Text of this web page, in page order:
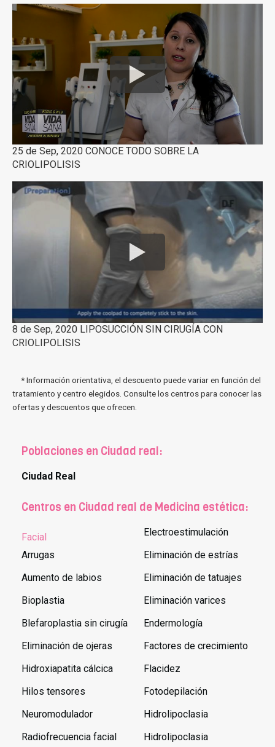
25 de Sep, 2020 CONOCE TODO SOBRE LA
CRIOLIPOLISIS
8 de Sep, 2020 LIPOSUCCIÓN SIN CIRUGÍA CON
CRIOLIPOLISIS
* Información orientativa, el descuento puede variar en función del
tratamiento y centro elegidos. Consulte los centros para conocer las
ofertas y descuentos que ofrecen.
Poblaciones en Ciudad real:
Ciudad Real
Centros en Ciudad real de Medicina estética:
Facial
Arrugas
Aumento de labios
Bioplastia
Blefaroplastia sin cirugía
Eliminación de ojeras
Hidroxiapatita cálcica
Hilos tensores
Neuromodulador
Radiofrecuencia facial
Electroestimulación
Eliminación de estrías
Eliminación de tatuajes
Eliminación varices
Endermología
Factores de crecimiento
Flacidez
Fotodepilación
Hidrolipoclasia
Hidrolipoclasia